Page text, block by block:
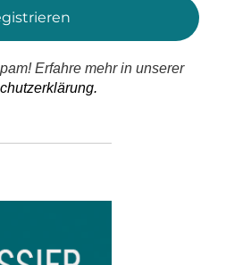
Erfahre mehr in unserer